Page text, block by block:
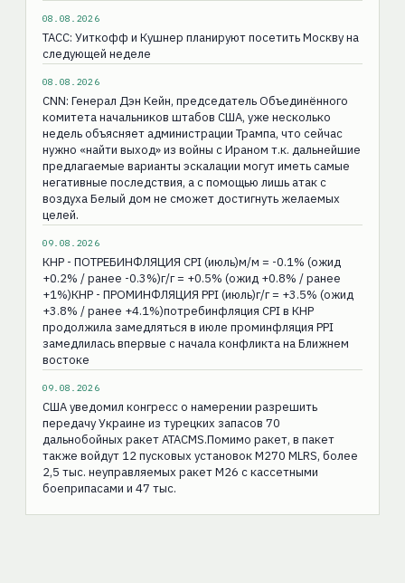
08.08.2026
ТАСС: Уиткофф и Кушнер планируют посетить Москву на
следующей неделе
08.08.2026
CNN: Генерал Дэн Кейн, председатель Объединённого
комитета начальников штабов США, уже несколько
недель объясняет администрации Трампа, что сейчас
нужно «найти выход» из войны с Ираном т.к. дальнейшие
предлагаемые варианты эскалации могут иметь самые
негативные последствия, а с помощью лишь атак с
воздуха Белый дом не сможет достигнуть желаемых
целей.
09.08.2026
КНР - ПОТРЕБИНФЛЯЦИЯ CPI (июль)м/м = -0.1% (ожид
+0.2% / ранее -0.3%)г/г = +0.5% (ожид +0.8% / ранее
+1%)КНР - ПРОМИНФЛЯЦИЯ РPI (июль)г/г = +3.5% (ожид
+3.8% / ранее +4.1%)потребинфляция CPI в КНР
продолжила замедляться в июле проминфляция PPI
замедлилась впервые с начала конфликта на Ближнем
востоке
09.08.2026
США уведомил конгресс о намерении разрешить
передачу Украине из турецких запасов 70
дальнобойных ракет ATACMS.Помимо ракет, в пакет
также войдут 12 пусковых установок M270 MLRS, более
2,5 тыс. неуправляемых ракет M26 с кассетными
боеприпасами и 47 тыс.